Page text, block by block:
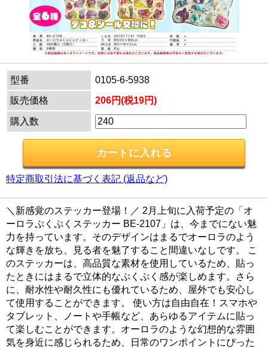
型番
0105-6-5938
販売価格
206円(税19円)
購入数
特定商取引法に基づく表記 (返品など)
＼新感覚のステッカー登場！／ 2月上旬に入荷予定の「オ
ーロラぷくぷくステッカー BE-2107」は、今までにない魅
力を持っています。そのデザインはまるでオーロラのよう
な輝きを放ち、見る者を魅了すること間違いなしです。 こ
のステッカーは、高品質な素材を使用しているため、貼っ
たときにはまるで立体的なぷくぷく感が楽しめます。さら
に、耐水性や耐久性にも優れているため、屋外でも安心し
て使用することができます。 使い方は自由自在！スマホや
タブレット、ノートや手帳など、あらゆるアイテムに貼っ
て楽しむことができます。オーロラのような幻想的な雰囲
気を身近に感じられるため、日常のワンポイントにぴった